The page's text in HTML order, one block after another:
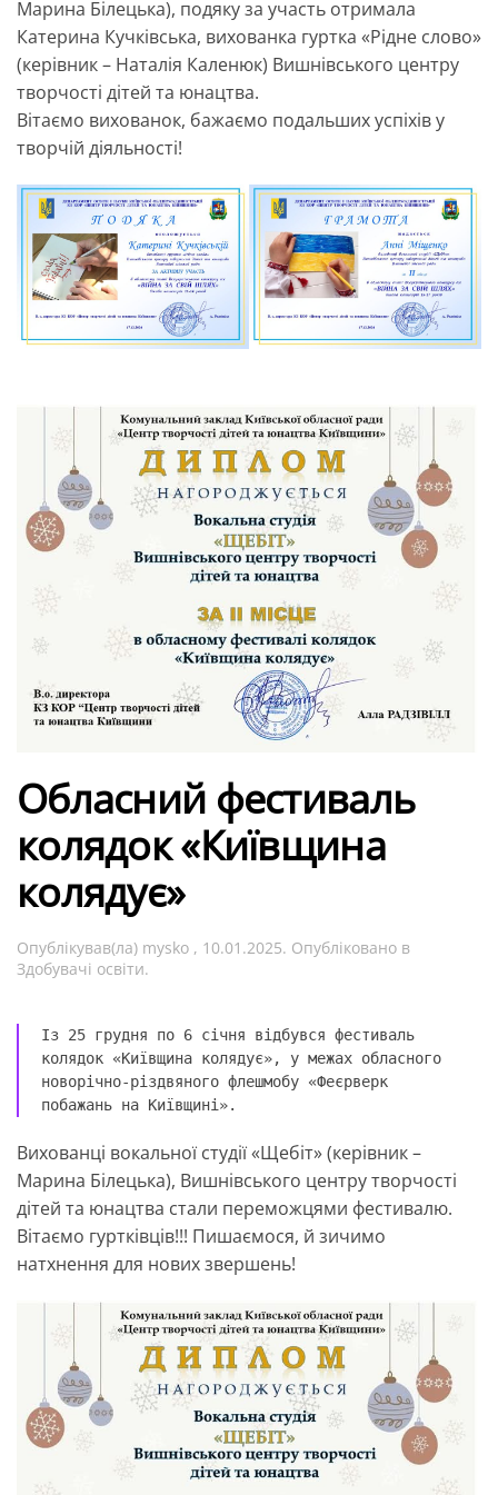
Марина Білецька), подяку за участь отримала
Катерина Кучкiвська, вихованка гуртка «Рідне слово»
(керівник – Наталія Каленюк) Вишнівського центру
творчості дітей та юнацтва.
Вітаємо вихованок, бажаємо подальших успіхів у
творчій діяльності!
Обласний фестиваль
колядок «Київщина
колядує»
Опублікував(ла) mysko , 10.01.2025. Опубліковано в
Здобувачі освіти.
Із 25 грудня по 6 січня відбувся фестиваль
колядок «Київщина колядує», у межах обласного
новорічно-різдвяного флешмобу «Феєрверк
побажань на Київщині».
Вихованці вокальної студії «Щебіт» (керівник –
Марина Білецька), Вишнівського центру творчості
дітей та юнацтва стали переможцями фестивалю.
Вітаємо гуртківців!!! Пишаємося, й зичимо
натхнення для нових звершень!